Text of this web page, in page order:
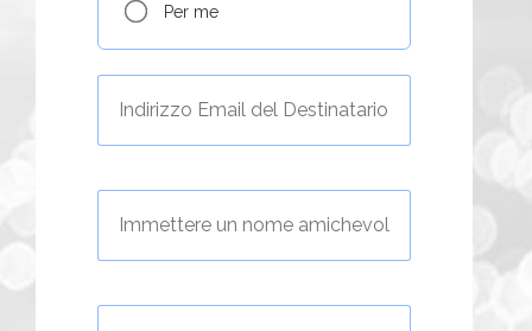
Per me